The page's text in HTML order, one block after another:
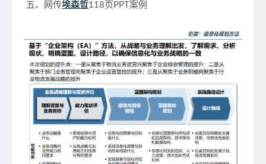
五、网传埃森哲118页PPT案例